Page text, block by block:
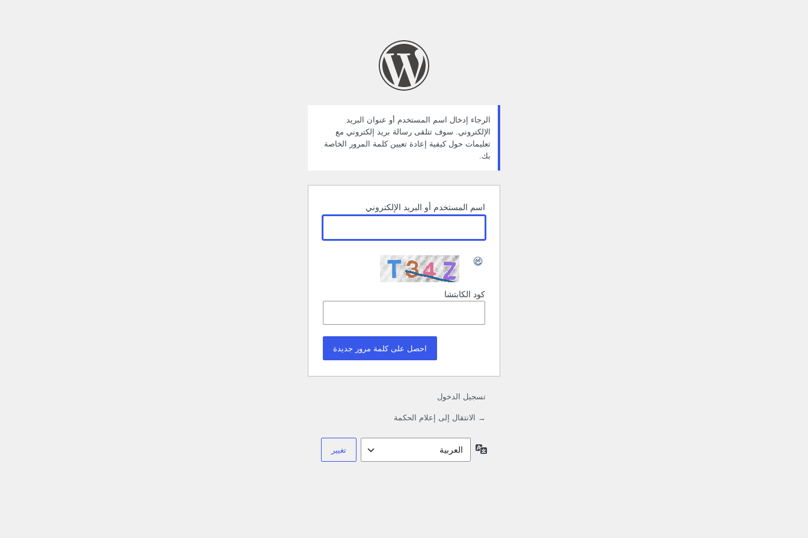
الرجاء إدخال اسم المستخدم أو عنوان البريد
الإلكتروني. سوف تتلقى رسالة بريد إلكتروني مع
تعليمات حول كيفية إعادة تعيين كلمة المرور الخاصة
بك.
اسم المستخدم أو البريد الإلكتروني
كود الكابتشا
تسجيل الدخول
→ الانتقال إلى إعلام الحكمة
اللغة